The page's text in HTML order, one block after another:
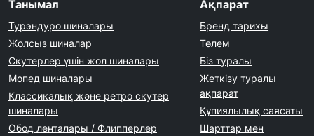
Танымал
Турэндуро шиналары
Жолсыз шиналар
Скутерлер үшін жол шиналары
Мопед шиналары
Классикалық және ретро скутер
шиналары
Обод ленталары / Флипперлер
Ақпарат
Бренд тарихы
Төлем
Біз туралы
Жеткізу туралы
ақпарат
Құпиялылық саясаты
Шарттар мен